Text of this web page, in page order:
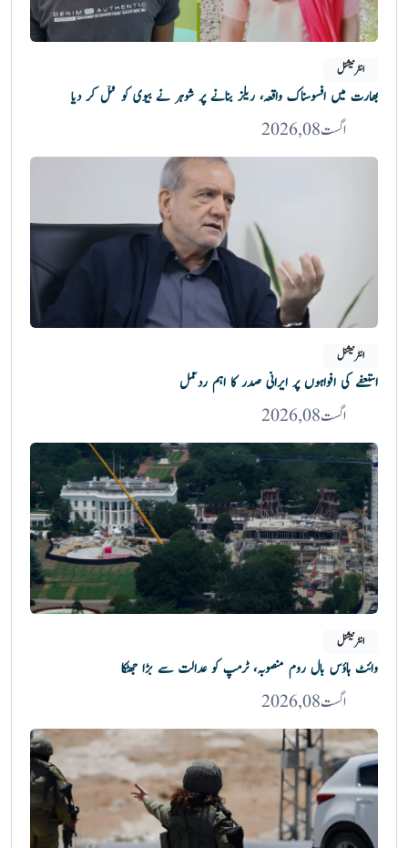
انٹرنیشنل
بھارت میں افسوسناک واقعہ، ریلز بنانے پر شوہر نے بیوی کو قتل کر دیا
اگست 08, 2026
انٹرنیشنل
استعفے کی افواہوں پر ایرانی صدر کا اہم ردعمل
اگست 08, 2026
انٹرنیشنل
وائٹ ہاؤس بال روم منصوبہ، ٹرمپ کو عدالت سے بڑا جھٹکا
اگست 08, 2026